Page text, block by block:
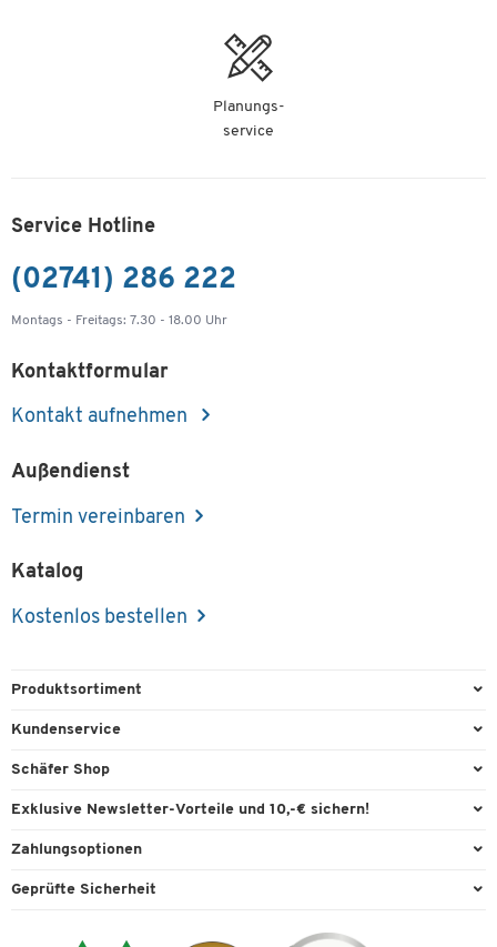
Planungs-
service
Service Hotline
(02741) 286 222
Montags - Freitags: 7.30 - 18.00 Uhr
Kontaktformular
Kontakt aufnehmen
Außendienst
Termin vereinbaren
Katalog
Kostenlos bestellen
Produktsortiment
Büroausstattung
Reinigung & Hygiene
Technik
Kundenservice
Direktbestellung
Kontaktformulare
Lieferinformationen
Schäfer Shop
Services & Leistungen
Workplace Solutions
Exklusive Newsletter-Vorteile und 10,-€ sichern!
Willkommensgutschein
Expertenwissen
Zahlungsoptionen
Paypal
Geprüfte Sicherheit